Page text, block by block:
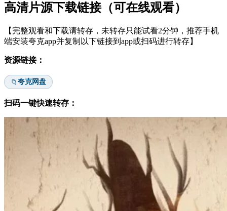
高清片源下载链接（可在线观看）
【完整观看和下载请转存，未转存只能试看2分钟，推荐手机
端安装夸克app并复制以下链接到app或扫码进行转存】
资源链接：
📁夸克网盘
扫码一键快速转存：